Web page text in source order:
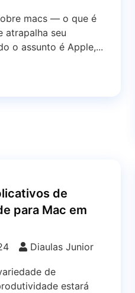
macs — o que é
atrapalha seu
o assunto é Apple,...
de
para Mac em
Diaulas Junior
de
estará